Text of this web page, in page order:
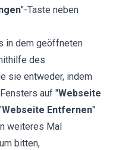
"-Taste neben
in dem geöffneten
des
sie entweder, indem
auf "Webseite
Webseite Entfernen"
weiteres Mal
bitten,